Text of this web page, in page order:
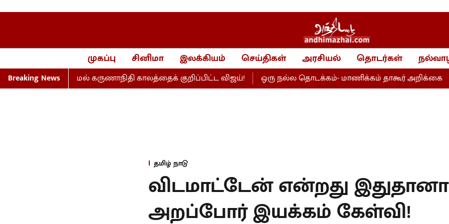
முகப்பு சினிமா இலக்கியம் செய்திகள் அரசியல் தொடர்கள்
Breaking News
பதில்கூறாமல் கருணாநிதி காலத்தைக் குறிப்பிட்ட விஜய்! ஒரு நல்ல தொடக்கம்- மாணிக்கம் தாகூர் அறிக்கை
தமிழ் நாடு
விடமாட்டேன் என்றது இதுதானா
அறப்போர் இயக்கம் கேள்வி!